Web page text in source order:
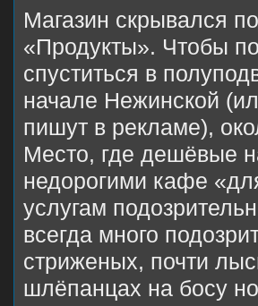
Магазин скрывался
«Продукты». Чтобы
спуститься в
начале Нежинской
пишут в рекламе),
Место, где дешёвые
недорогими кафе
услугам
всегда много
стриженых, почти
шлёпанцах на босу